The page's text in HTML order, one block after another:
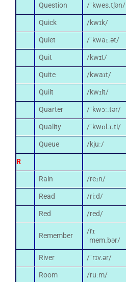
Question
/ˈkwes.tʃən/
Quick
/kwɪk/
Quiet
/ˈkwaɪ.ət/
Quit
/kwɪt/
Quite
/kwaɪt/
Quilt
/kwɪlt/
Quarter
/ˈkwɔː.tər/
Quality
/ˈkwɒl.ɪ.ti/
Queue
/kjuː/
R
Rain
/reɪn/
Read
/riːd/
Red
/red/
Remember
/rɪ
ˈmem.bər/
River /ˈrɪv.ər/
Room
/ruːm/